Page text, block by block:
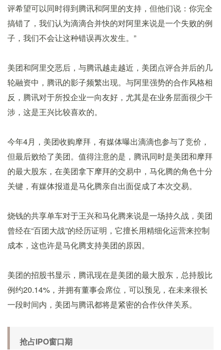
评希望可以同时得到腾讯和阿里的支持，但他们说：你完全
搞错了，我们认为滴滴合并快的对阿里来说是一个失败的例
子，我们不会让这种错误再次发生。”
美团和阿里交恶后，与腾讯越走越近，美团点评合并后的几
轮融资中，腾讯的影子频繁出现。与阿里强势的合作风格相
反，腾讯对于所投企业一向友好，尤其是在业务层面很少干
涉，这是王兴比较喜欢的。
今年4月，美团收购摩拜，有媒体曝出滴滴也参与了竞价，
但最后败给了美团。值得注意的是，腾讯同时是美团和摩拜
的最大股东，在美团拿下摩拜的交易中，马化腾的角色十分
关键，有媒体报道是马化腾亲自出面促成了本次交易。
烧钱的共享单车对于王兴和马化腾来说是一场持久战，美团
曾经在“百团大战”的经历证明，它擅长用精细化运营来控制
成本，这也许是马化腾支持美团的原因。
美团的招股书显示，腾讯现在是美团的最大股东，总持股比
例约20.14%，并拥有董事会席位，可以预见，在未来很长
一段时间内，美团与腾讯都将是紧密的合作伙伴关系。
抢占IPO窗口期